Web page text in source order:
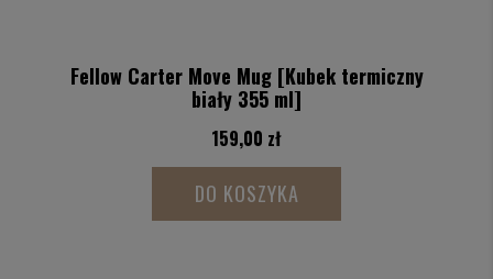
Fellow Carter Move Mug [Kubek termiczny
biały 355 ml]
159,00 zł
DO KOSZYKA